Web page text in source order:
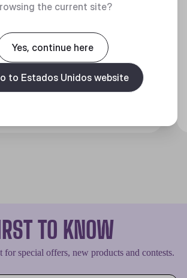
GOLD 650 FULL MODULAR
80 Plus Gold ATX Power Supply Unit
TO KNOW
special offers, new products and contests.
the current site?
Yes, continue here
to Estados Unidos website